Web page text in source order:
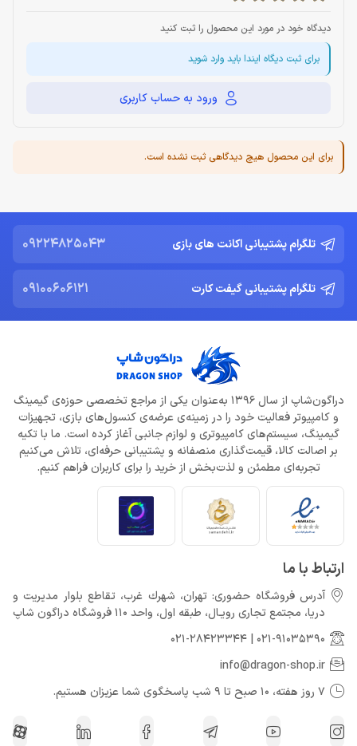
دیدگاه خود در مورد این محصول را ثبت کنید
برای ثبت دیگاه ایندا باید وارد شوید
ورود به حساب کاربری
برای این محصول هیچ دیدگاهی ثبت نشده است.
تلگرام پشتیبانی اکانت های بازی 09224825043
تلگرام پشتیبانی گیفت کارت 09100606121
دراگون‌شاپ از سال 1396 به‌عنوان یکی از مراجع تخصصی حوزه‌ی گیمینگ
و کامپیوتر فعالیت خود را در زمینه‌ی عرضه‌ی کنسول‌های بازی، تجهیزات
گیمینگ، سیستم‌های کامپیوتری و لوازم جانبی آغاز کرده است. ما با تکیه
بر اصالت کالا، قیمت‌گذاری منصفانه و پشتیبانی حرفه‌ای، تلاش می‌کنیم
تجربه‌ای مطمئن و لذت‌بخش از خرید را برای کاربران فراهم کنیم.
ارتباط با ما
آدرس فروشگاه حضوری: تهران، شهرك غرب، تقاطع بلوار مدیریت و
دريا، مجتمع تجارى رويـال، طبقه اول، واحد 110 فروشگاه دراگون شاپ
021-91035390
021-28423344
info@dragon-shop.ir
7 روز هفته، 10 صبح تا 9 شب پاسخگوی شما عزیزان هستیم.